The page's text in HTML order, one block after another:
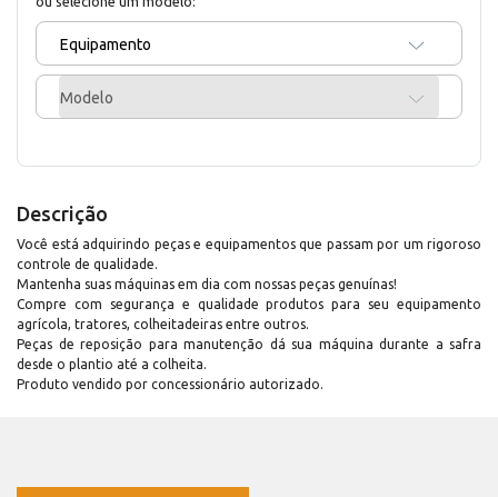
Equipamento
Modelo
Descrição
Você está adquirindo peças e equipamentos que passam por um rigoroso
controle de qualidade.
Mantenha suas máquinas em dia com nossas peças genuínas!
Compre com segurança e qualidade produtos para seu equipamento
agrícola, tratores, colheitadeiras entre outros.
Peças de reposição para manutenção dá sua máquina durante a safra
desde o plantio até a colheita.
Produto vendido por concessionário autorizado.